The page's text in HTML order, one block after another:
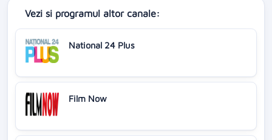
Vezi si programul altor canale:
National 24 Plus
Film Now